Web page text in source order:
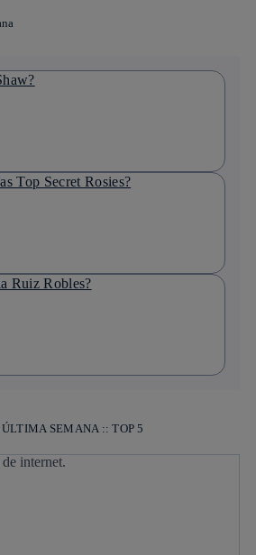
Top Secret Rosies?
Ruiz Robles?
SEMANA :: TOP 5